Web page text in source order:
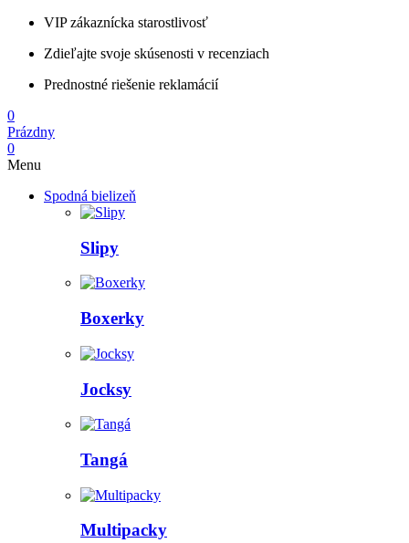
VIP zákaznícka starostlivosť
Zdieľajte svoje skúsenosti v recenziach
Prednostné riešenie reklamácií
0
Prázdny
0
Menu
Spodná bielizeň
Slipy
Boxerky
Jocksy
Tangá
Multipacky